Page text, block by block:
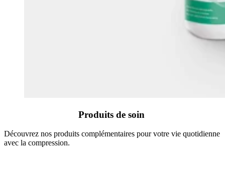
Produits de soin
Découvrez nos produits complémentaires pour votre vie quotidienne
avec la compression.